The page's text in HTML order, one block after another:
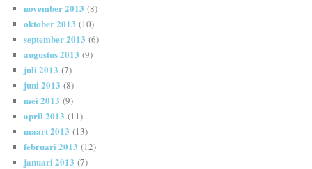
november 2013 (8)
oktober 2013 (10)
september 2013 (6)
augustus 2013 (9)
juli 2013 (7)
juni 2013 (8)
mei 2013 (9)
april 2013 (11)
maart 2013 (13)
februari 2013 (12)
januari 2013 (7)